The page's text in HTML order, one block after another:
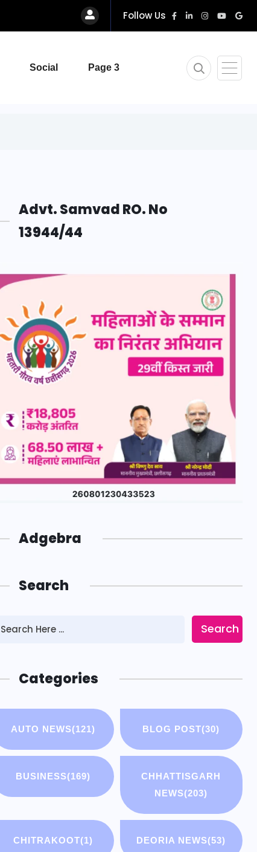
Follow Us
Social Page 3
Advt. Samvad RO. No
13944/44
Adgebra
Search
Search
Categories
AUTO NEWS(121) BLOG POST(30)
BUSINESS(169)
CHHATTISGARH
NEWS(203)
CHITRAKOOT(1) DEORIA NEWS(53)